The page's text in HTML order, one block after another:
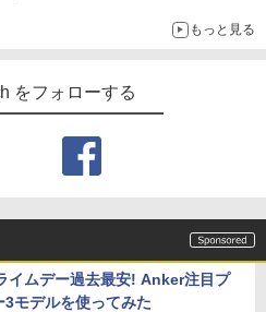
もっと見る
をフォローする
イムデー過去最安! Anker注目プ
3モデルを使ってみた